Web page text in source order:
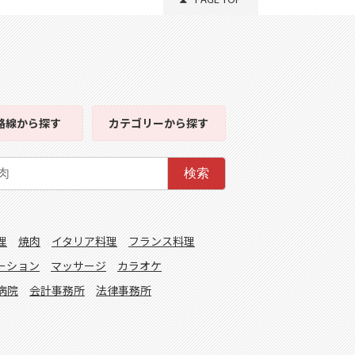
線から探す カテゴリーから探す
検索
焼肉 イタリア料理
フランス料理
ション マッサージ
カラオケ
院 会計事務所 法律事務所